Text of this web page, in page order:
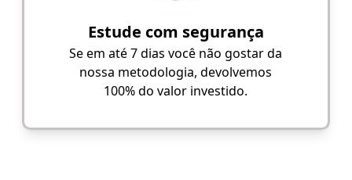
Estude com segurança
Se em até 7 dias você não gostar da
nossa metodologia, devolvemos
100% do valor investido.